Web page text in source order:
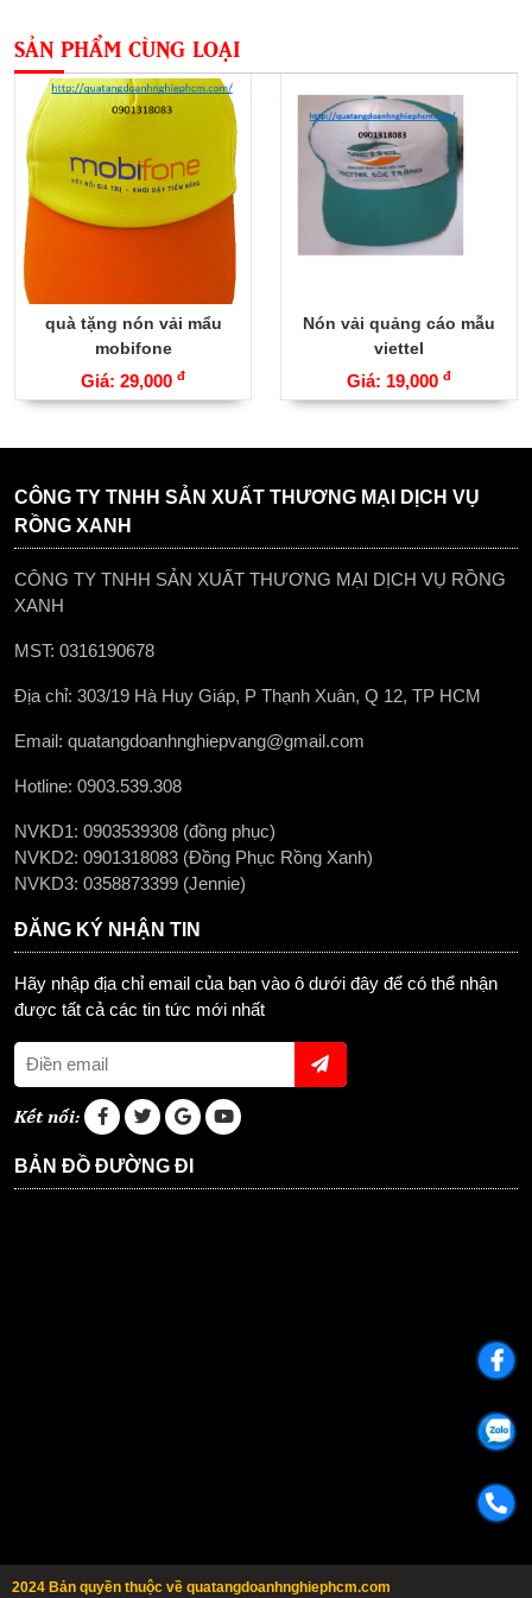
SẢN PHẨM CÙNG LOẠI
quà tặng nón vải mẩu
mobifone
Giá: 29,000 đ
Nón vải quảng cáo mẫu
viettel
Giá: 19,000 đ
CÔNG TY TNHH SẢN XUẤT THƯƠNG MẠI DỊCH VỤ
RỒNG XANH
CÔNG TY TNHH SẢN XUẤT THƯƠNG MẠI DỊCH VỤ RỒNG
XANH
MST: 0316190678
Địa chỉ: 303/19 Hà Huy Giáp, P Thạnh Xuân, Q 12, TP HCM
Email: quatangdoanhnghiepvang@gmail.com
Hotline: 0903.539.308
NVKD1: 0903539308 (đồng phục)
NVKD2: 0901318083 (Đồng Phục Rồng Xanh)
NVKD3: 0358873399 (Jennie)
ĐĂNG KÝ NHẬN TIN
Hãy nhập địa chỉ email của bạn vào ô dưới đây để có thể nhận
được tất cả các tin tức mới nhất
Kết nối:
BẢN ĐỒ ĐƯỜNG ĐI
2024 Bản quyền thuộc về quatangdoanhnghiephcm.com